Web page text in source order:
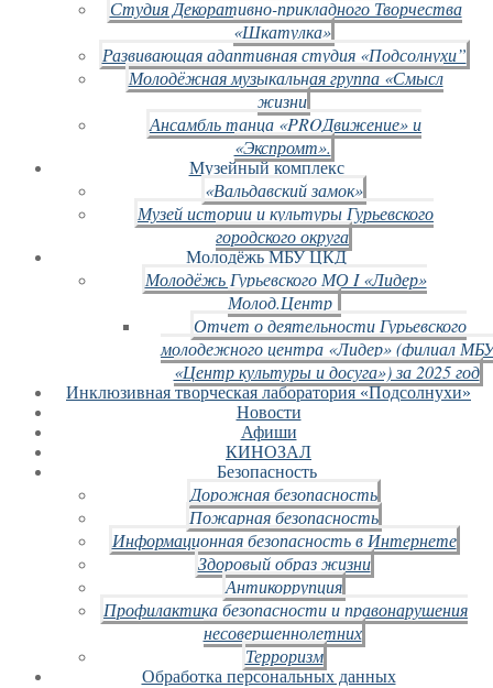
Студия Декоративно-прикладного Творчества
«Шкатулка»
Развивающая адаптивная студия «Подсолнухи”
Молодёжная музыкальная группа «Смысл
жизни
Ансамбль танца «PROДвижение» и
«Экспромт».
Музейный комплекс
«Вальдавский замок»
Музей истории и культуры Гурьевского
городского округа
Молодёжь МБУ ЦКД
Молодёжь Гурьевского МО I «Лидер»
Молод.Центр
Отчет о деятельности Гурьевского
молодежного центра «Лидер» (филиал
«Центр культуры и досуга») за 2025 год
Инклюзивная творческая лаборатория «Подсолнухи»
Новости
Афиши
КИНОЗАЛ
Безопасность
Дорожная безопасность
Пожарная безопасность
Информационная безопасность в Интернете
Здоровый образ жизни
Антикоррупция
Профилактика безопасности и правонарушения
несовершеннолетних
Терроризм
Обработка персональных данных